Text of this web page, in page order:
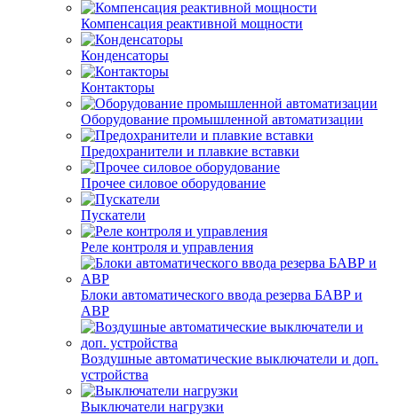
Компенсация реактивной мощности
Конденсаторы
Контакторы
Оборудование промышленной автоматизации
Предохранители и плавкие вставки
Прочее силовое оборудование
Пускатели
Реле контроля и управления
Блоки автоматического ввода резерва БАВР и
АВР
Воздушные автоматические выключатели и доп.
устройства
Выключатели нагрузки